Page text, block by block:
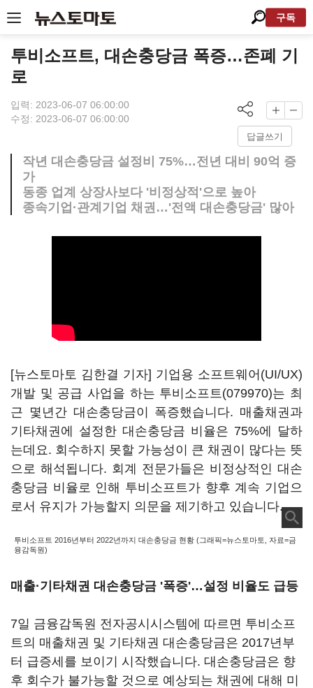
구독
투비소프트, 대손충당금 폭증…존폐 기
로
입력: 2023-06-07 06:00:00
수정: 2023-06-07 06:00:00
답글쓰기
작년 대손충당금 설정비 75%…전년 대비 90억 증
가
동종 업계 상장사보다 '비정상적'으로 높아
종속기업·관계기업 채권…'전액 대손충당금' 많아
[뉴스토마토 김한결 기자] 기업용 소프트웨어(UI/UX)
개발 및 공급 사업을 하는 투비소프트(079970)는 최
근 몇년간 대손충당금이 폭증했습니다. 매출채권과
기타채권에 설정한 대손충당금 비율은 75%에 달하
는데요. 회수하지 못할 가능성이 큰 채권이 많다는 뜻
으로 해석됩니다. 회계 전문가들은 비정상적인 대손
충당금 비율로 인해 투비소프트가 향후 계속 기업으
로서 유지가 가능할지 의문을 제기하고 있습니다.
투비소프트 2016년부터 2022년까지 대손충당금 현황 (그래픽=뉴스토마토, 자료=금
융감독원)
매출·기타채권 대손충당금 '폭증'…설정 비율도 급등
7일 금융감독원 전자공시시스템에 따르면 투비소프
트의 매출채권 및 기타채권 대손충당금은 2017년부
터 급증세를 보이기 시작했습니다. 대손충당금은 향
후 회수가 불가능할 것으로 예상되는 채권에 대해 미